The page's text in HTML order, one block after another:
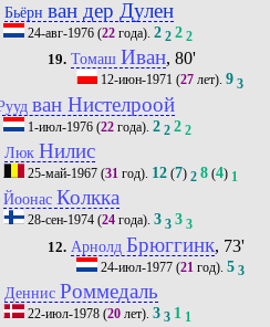
Бьёрн ван дер Дулен
24-авг-1976(22года). 2 2 2 2
19. Томаш Иван, 80'
12-июн-1971 (27 лет).9 3
ван Нистелроой
1-июл-1976(22года). 2 2 2 2
Люк Нилис
25-май-1967(31год). 12(7) 2 8(4) 1
Йоонас Колкка
28-сен-1974(24года). 3 3 3 3
12. Арнолд Брюггинк, 73'
24-июл-1977 (21 год).5 3
Деннис Роммедаль
22-июл-1978(20лет). 3 3 1 1